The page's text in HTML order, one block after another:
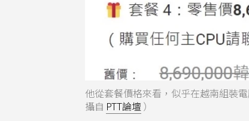
他從套餐價格來看，似乎在越南組裝
攝自 PTT論壇 ）